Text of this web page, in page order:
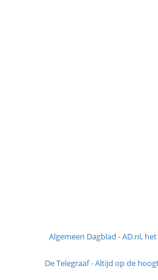
Algemeen Dagblad - AD.nl,
De Telegraaf - Altijd op de